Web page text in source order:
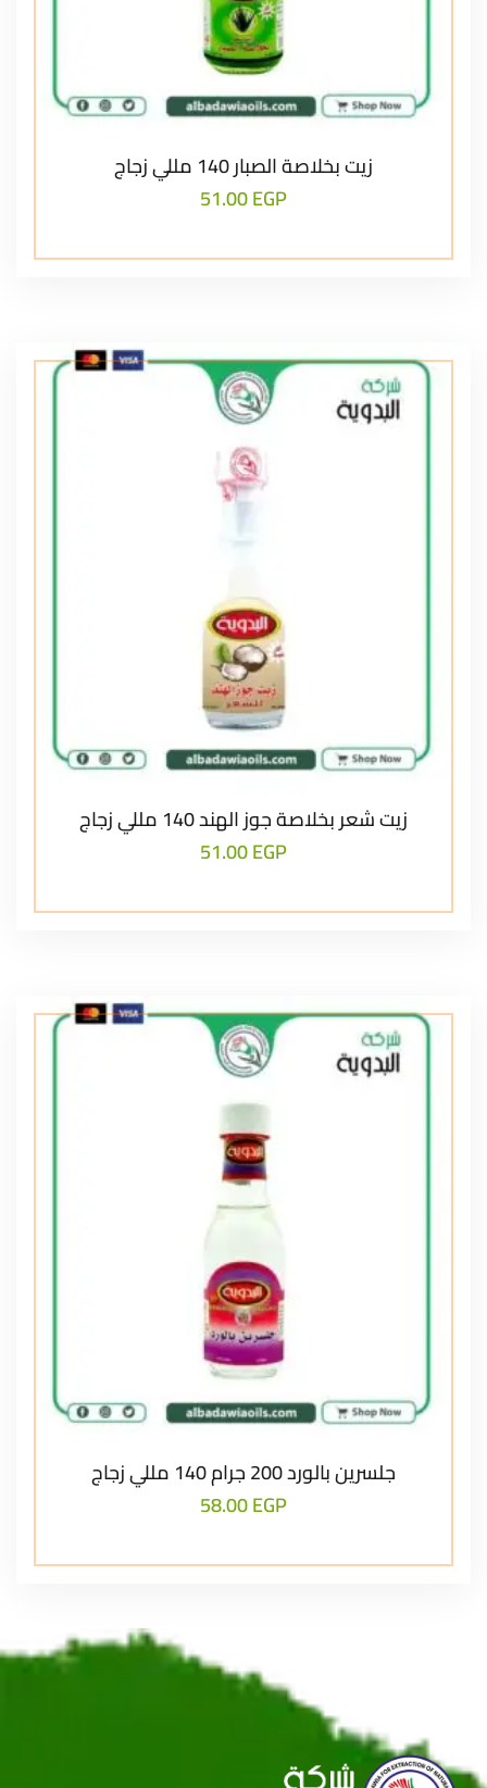
زيت بخلاصة الصبار 140 مللي زجاج
51.00EGP
زيت شعر بخلاصة جوز الهند 140 مللي زجاج
51.00EGP
جلسرين بالورد 200 جرام 140 مللي زجاج
58.00EGP